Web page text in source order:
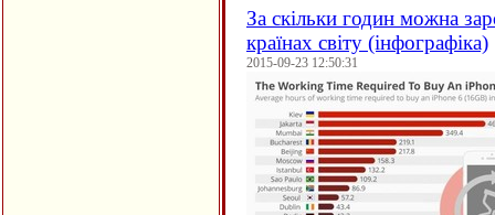
За скільки годин можна
країнах світу (інфографіка)
2015-09-23 12:50:31